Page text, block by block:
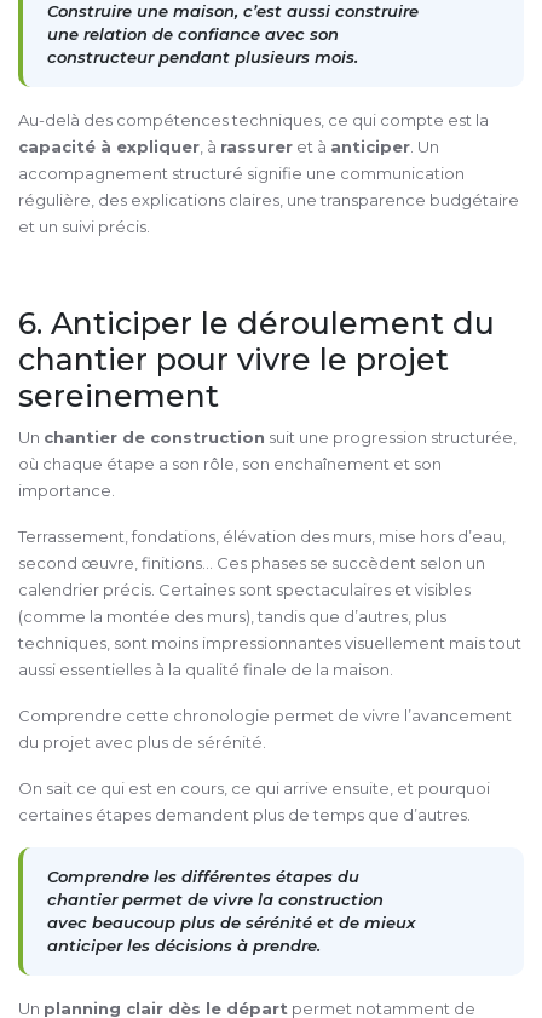
Construire une maison, c’est aussi construire
une relation de confiance avec son
constructeur pendant plusieurs mois.
Au-delà des compétences techniques, ce qui compte est la
capacité à expliquer, à rassurer et à anticiper. Un
accompagnement structuré signifie une communication
régulière, des explications claires, une transparence budgétaire
et un suivi précis.
6. Anticiper le déroulement du
chantier pour vivre le projet
sereinement
Un chantier de construction suit une progression structurée,
où chaque étape a son rôle, son enchaînement et son
importance.
Terrassement, fondations, élévation des murs, mise hors d’eau,
second œuvre, finitions… Ces phases se succèdent selon un
calendrier précis. Certaines sont spectaculaires et visibles
(comme la montée des murs), tandis que d’autres, plus
techniques, sont moins impressionnantes visuellement mais tout
aussi essentielles à la qualité finale de la maison.
Comprendre cette chronologie permet de vivre l’avancement
du projet avec plus de sérénité.
On sait ce qui est en cours, ce qui arrive ensuite, et pourquoi
certaines étapes demandent plus de temps que d’autres.
Comprendre les différentes étapes du
chantier permet de vivre la construction
avec beaucoup plus de sérénité et de mieux
anticiper les décisions à prendre.
Un planning clair dès le départ permet notamment de